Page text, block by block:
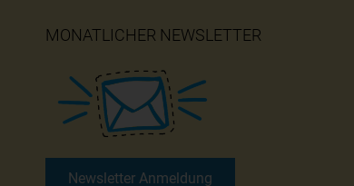
MONATLICHER NEWSLETTER
Newsletter Anmeldung